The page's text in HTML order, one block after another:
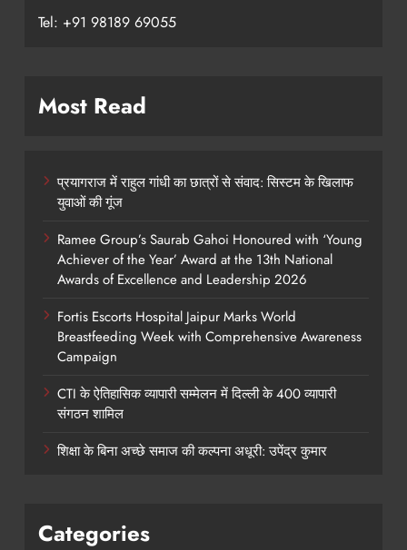
Tel: +91 98189 69055
Most Read
प्रयागराज में राहुल गांधी का छात्रों से संवाद: सिस्टम के खिलाफ
युवाओं की गूंज
Ramee Group’s Saurab Gahoi Honoured with ‘Young
Achiever of the Year’ Award at the 13th National
Awards of Excellence and Leadership 2026
Fortis Escorts Hospital Jaipur Marks World
Breastfeeding Week with Comprehensive Awareness
Campaign
CTI के ऐतिहासिक व्यापारी सम्मेलन में दिल्ली के 400 व्यापारी
संगठन शामिल
शिक्षा के बिना अच्छे समाज की कल्पना अधूरी: उपेंद्र कुमार
Categories